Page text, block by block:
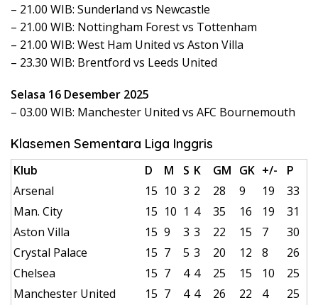
– 21.00 WIB: Sunderland vs Newcastle
– 21.00 WIB: Nottingham Forest vs Tottenham
– 21.00 WIB: West Ham United vs Aston Villa
– 23.30 WIB: Brentford vs Leeds United
Selasa 16 Desember 2025
– 03.00 WIB: Manchester United vs AFC Bournemouth
Klasemen Sementara Liga Inggris
Klub D M S K GM GK +/-
P
Arsenal
15 10 3 2 28 9 19
33
Man. City
15 10 1 4 35 16 19
31
Aston Villa
15 9 3 3 22 15 7
30
Crystal Palace
15 7 5 3 20 12 8
26
Chelsea
15 7 4 4 25 15 10
25
Manchester United
15 7 4 4 26 22 4
25